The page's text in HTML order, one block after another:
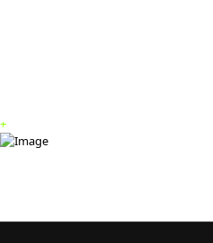
+